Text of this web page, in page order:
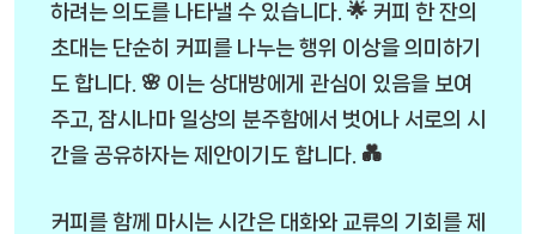
하려는 의도를 나타낼 수 있습니다. 🌟 커피 한 잔의
초대는 단순히 커피를 나누는 행위 이상을 의미하기
도 합니다. 🌸 이는 상대방에게 관심이 있음을 보여
주고, 잠시나마 일상의 분주함에서 벗어나 서로의 시
간을 공유하자는 제안이기도 합니다. 💑
커피를 함께 마시는 시간은 대화와 교류의 기회를 제